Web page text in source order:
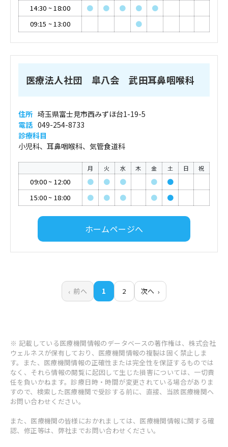
14:30 ~18:00 ● ● ● ●
●
09:15 ~13:00 ●
医療法人社団 皐八会 武田耳鼻咽喉科
住所 埼玉県富士見市西みずほ台1-19-5
電話 049-254-8733
診療科目
小児科、耳鼻咽喉科、気管食道科
月 火 水 木 金 土 日 祝
09:00~ 12:00 ● ● ● ●
●
15:00~ 18:00 ● ● ● ● ●
ホームページへ
前へ 1 2 次へ
※ 記載している医療機関情報のデータベースの著作権は、株式会社
ウェルネスが保有しており、医療機関情報の複製は固く禁止しま
す。また、医療機関情報の正確性または完全性を保証するものでは
なく、それら情報の閲覧に起因して生じた損害については、一切責
任を負いかねます。診療日時・時間が変更されている場合がありま
すので、検索した医療機関で受診する前に、直接、当該医療機関へ
お問い合わせください。
また、医療機関の皆様におかれましては、医療機関情報に関する確
認、修正等は、弊社までお問い合わせください。